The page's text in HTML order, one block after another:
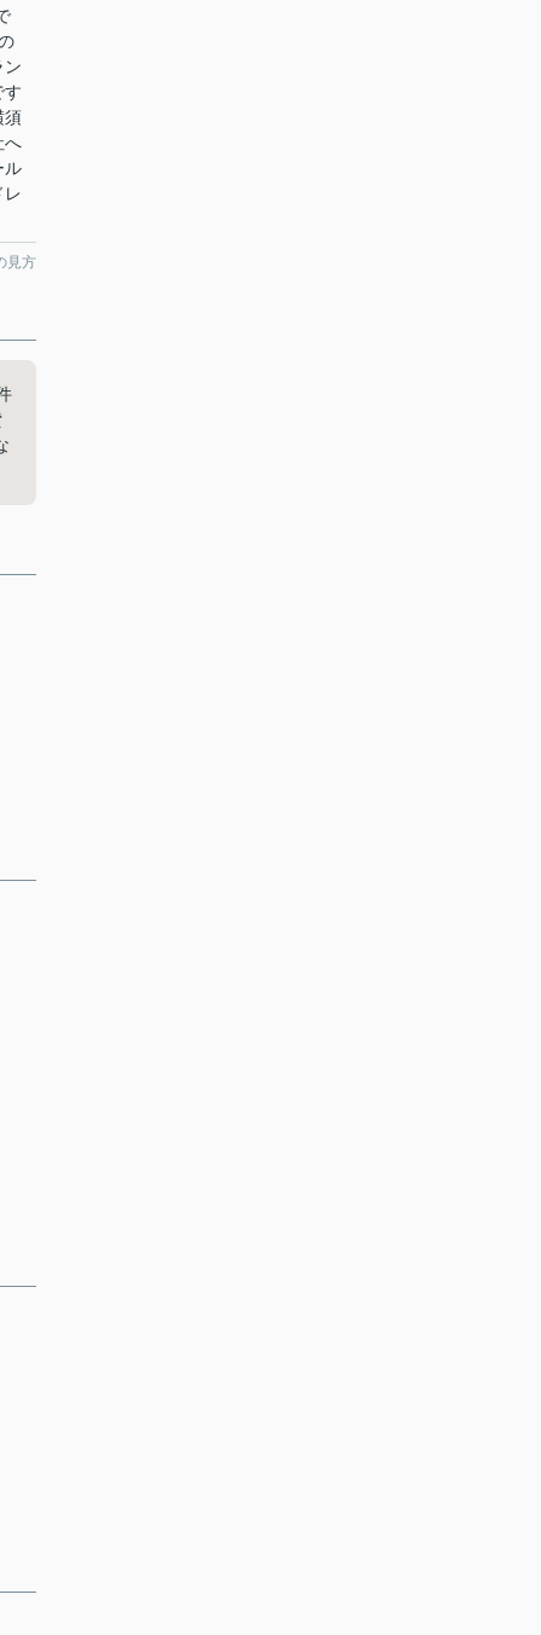
ン
す
須
へ
ル
見方